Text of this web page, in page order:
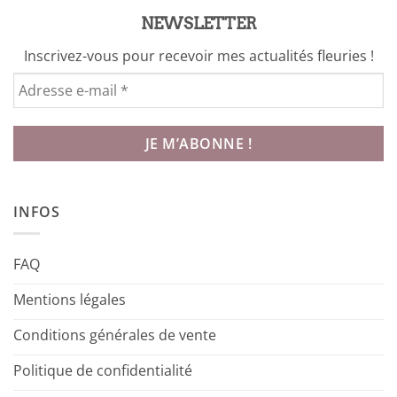
NEWSLETTER
Inscrivez-vous pour recevoir mes actualités fleuries !
INFOS
FAQ
Mentions légales
Conditions générales de vente
Politique de confidentialité